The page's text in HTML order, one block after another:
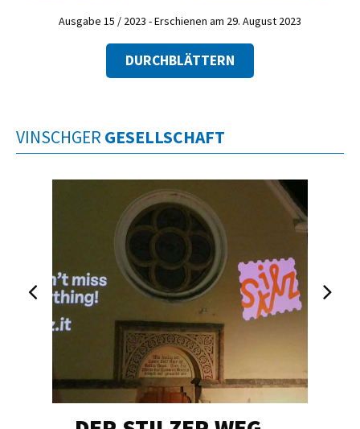
Ausgabe 15 / 2023 - Erschienen am 29. August 2023
DURCHBLÄTTERN
VINSCHGER GESELLSCHAFT